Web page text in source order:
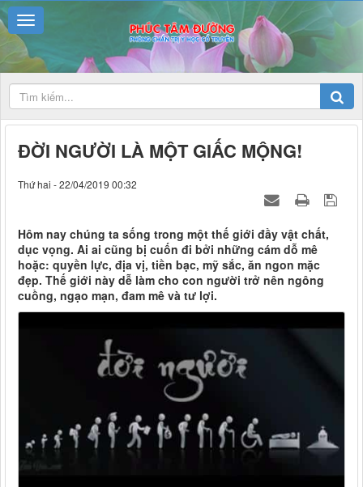
ĐỜI NGƯỜI LÀ MỘT GIẤC MỘNG!
Thứ hai - 22/04/2019 00:32
Hôm nay chúng ta sống trong một thế giới đầy vật chất,
dục vọng. Ai ai cũng bị cuốn đi bởi những cám dỗ mê
hoặc: quyền lực, địa vị, tiền bạc, mỹ sắc, ăn ngon mặc
đẹp. Thế giới này dễ làm cho con người trở nên ngông
cuồng, ngạo mạn, đam mê và tư lợi.